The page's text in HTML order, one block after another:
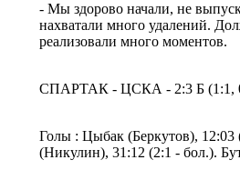
- Мы здорово начали, не
нахватали много удалений.
реализовали много моментов.
СПАРТАК - ЦСКА - 2:3 Б (1:1,
Голы : Цыбак (Беркутов),
(Никулин), 31:12 (2:1 - бол.).